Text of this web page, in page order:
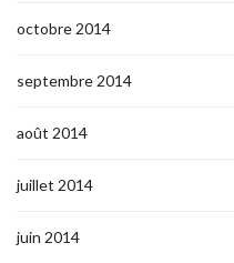
octobre 2014
septembre 2014
août 2014
juillet 2014
juin 2014